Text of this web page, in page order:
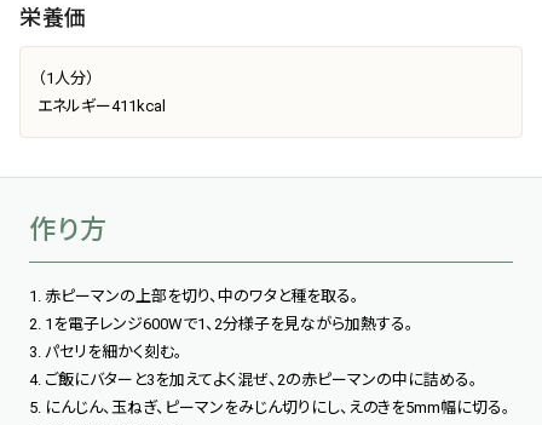
栄養価
（1人分）
エネルギー411kcal
作り方
1. 赤ピーマンの上部を切り、中のワタと種を取る。
2. 1を電子レンジ600Wで1、2分様子を見ながら加熱する。
3. パセリを細かく刻む。
4. ご飯にバターと3を加えてよく混ぜ、2の赤ピーマンの中に詰める。
5. にんじん、玉ねぎ、ピーマンをみじん切りにし、えのきを5mm幅に切る。